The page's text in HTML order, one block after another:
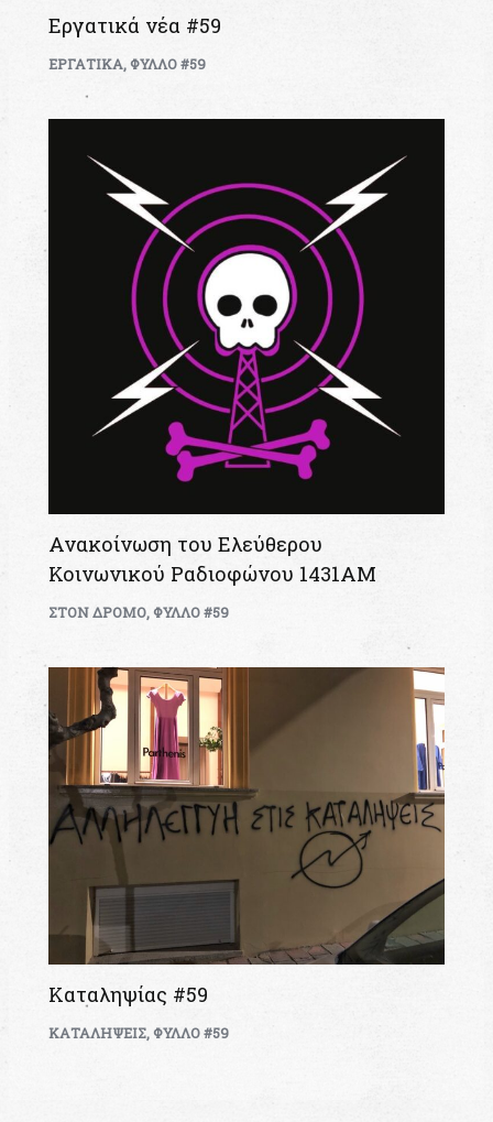
Εργατικά νέα #59
ΕΡΓΑΤΙΚΑ,ΦΥΛΛΟ #59
Ανακοίνωση του Ελεύθερου
Κοινωνικού Ραδιοφώνου 1431ΑΜ
ΣΤΟΝ ΔΡΟΜΟ, ΦΥΛΛΟ #59
Καταληψίας #59
ΚΑΤΑΛΗΨΕΙΣ, ΦΥΛΛΟ #59